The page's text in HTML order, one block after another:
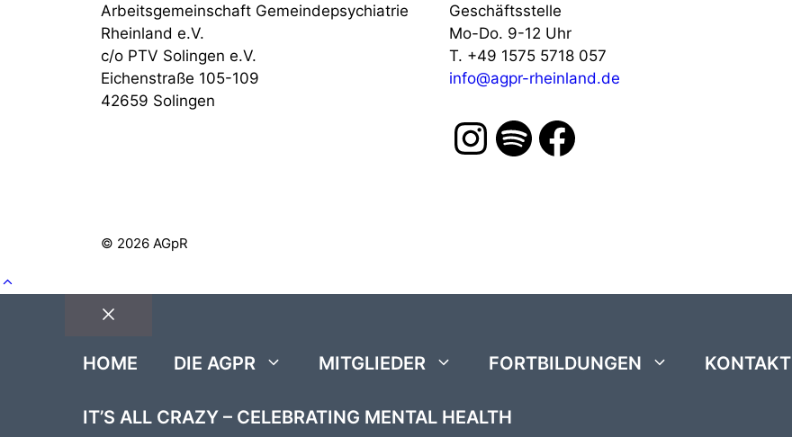
Arbeitsgemeinschaft Gemeindepsychiatrie
Rheinland e.V.
c/o PTV Solingen e.V.
Eichenstraße 105-109
42659 Solingen
Geschäftsstelle
Mo-Do. 9-12 Uhr
T. +49 1575 5718 057
info@agpr-rheinland.de
InstagramSpotify Facebook
© 2026 AGpR
HOME DIE AGPR MITGLIEDER FORTBILDUNGEN KONTAKT
IT’S ALL CRAZY – CELEBRATING MENTAL HEALTH